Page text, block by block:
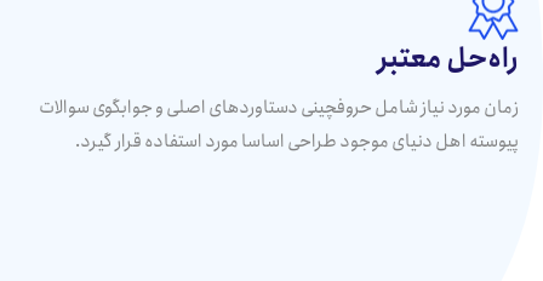
راه‌حل معتبر
زمان مورد نیاز شامل حروفچینی دستاوردهای اصلی و جوابگوی سوالات
پیوسته اهل دنیای موجود طراحی اساسا مورد استفاده قرار گیرد.